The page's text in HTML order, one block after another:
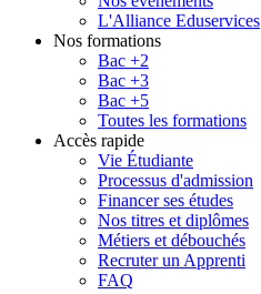
L'Alliance Eduservices
Nos formations
Bac +2
Bac +3
Bac +5
Toutes les formations
Accès rapide
Vie Étudiante
Processus d'admission
Financer ses études
Nos titres et diplômes
Métiers et débouchés
Recruter un Apprenti
FAQ